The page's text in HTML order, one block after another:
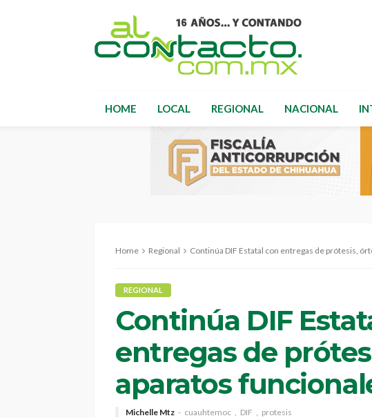
HOME LOCAL REGIONAL NACIONAL
Home Regional Continúa DIF Estatal con entregas de prótesis,
REGIONAL
Continúa DIF
entregas de
aparatos
Michelle Mtz cuauhtemoc DIF protesis